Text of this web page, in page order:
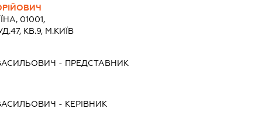
01001,
КВ.9, М.КИЇВ
- ПРЕДСТАВНИК
- КЕРІВНИК